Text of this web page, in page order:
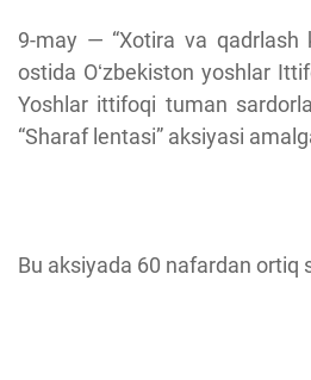
9-may — “Xotira va qadrlash
ostida Oʻzbekiston yoshlar
Yoshlar ittifoqi tuman
“Sharaf lentasi” aksiyasi
Bu aksiyada 60 nafardan